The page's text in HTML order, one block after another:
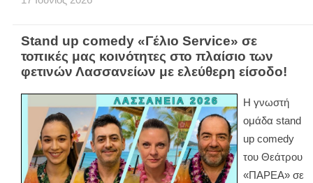
Stand up comedy «Γέλιο Service» σε
τοπικές μας κοινότητες στο πλαίσιο των
φετινών Λασσανείων με ελεύθερη είσοδο!
Η γνωστή
ομάδα stand
up comedy
του Θεάτρου
«ΠΑΡΕΑ» σε